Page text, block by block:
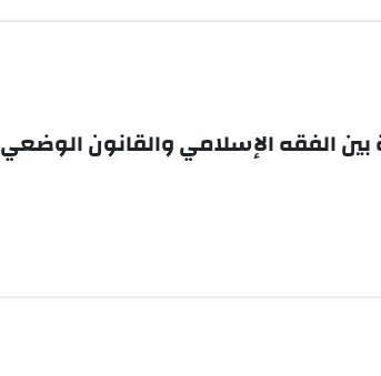
الفقه الإسلامي والقانون الوضعي